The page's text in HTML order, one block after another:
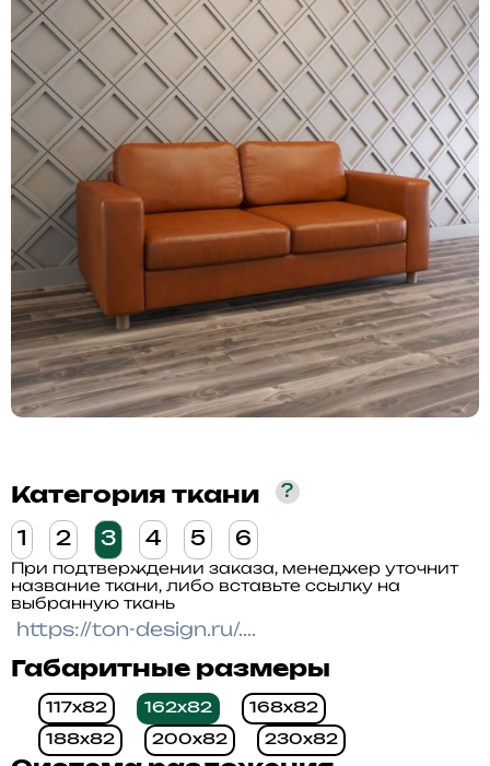
Категория ткани ?
1 2 3 4 5 6
При подтверждении заказа, менеджер уточнит
название ткани, либо вставьте ссылку на
выбранную ткань
Габаритные размеры
117x82 162x82 168x82
188x82 200x82 230x82